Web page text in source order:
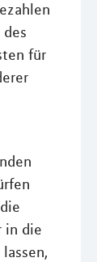
für
in die